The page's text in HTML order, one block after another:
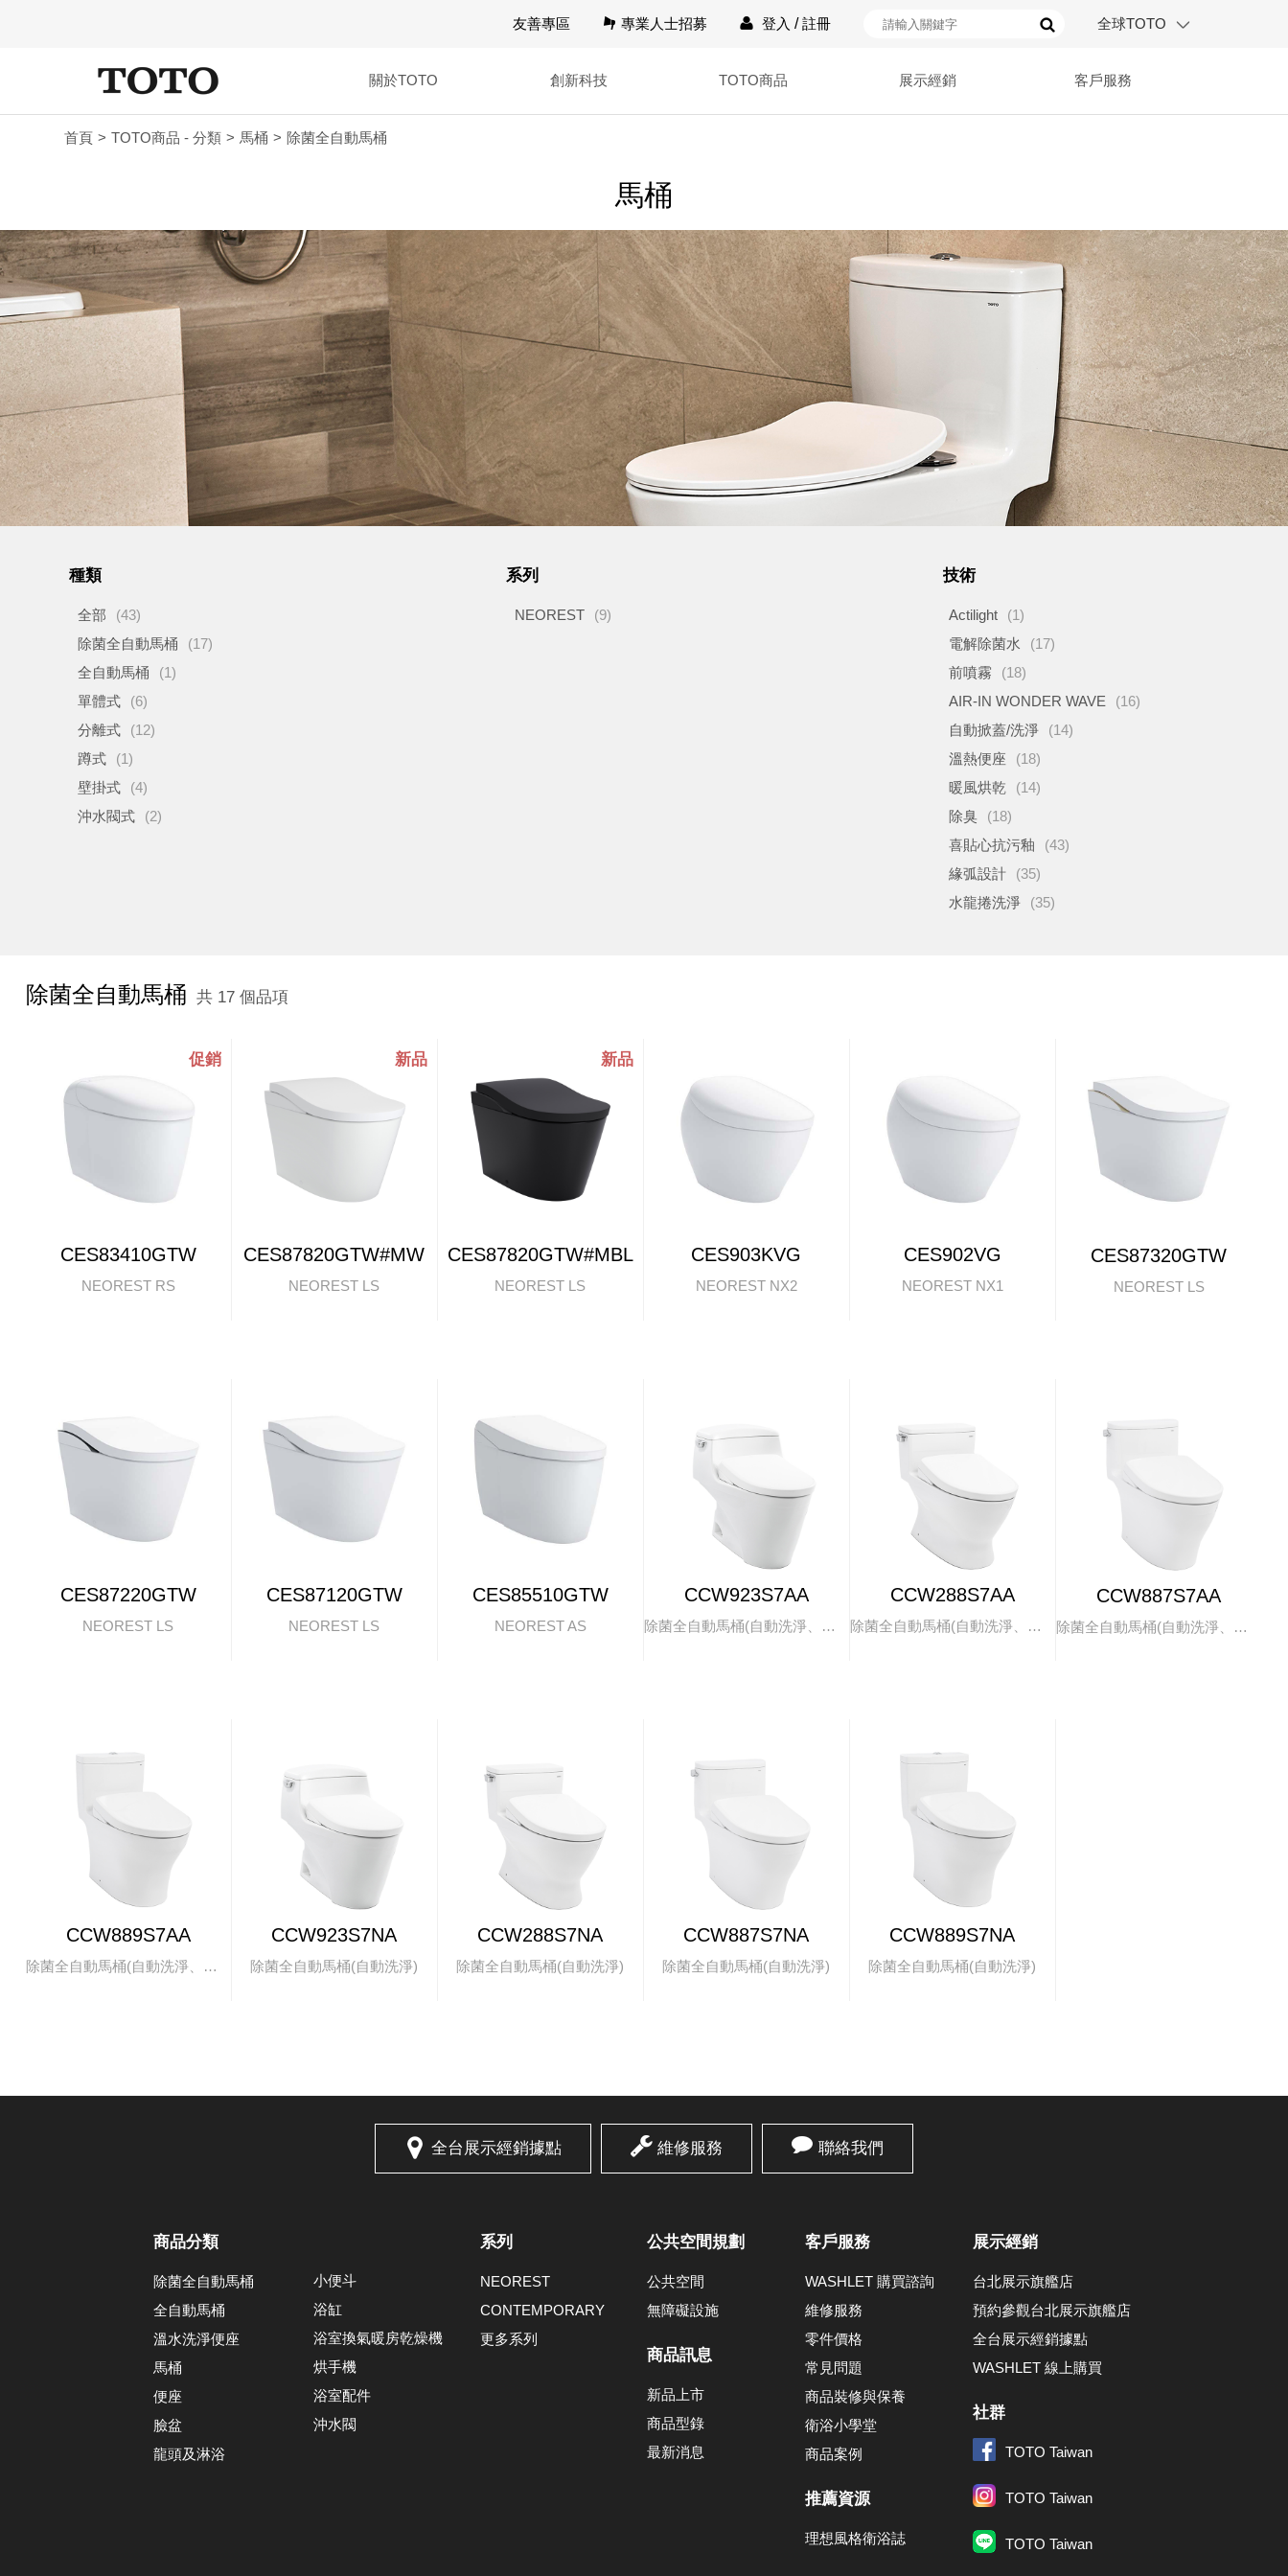
友善專區 專業人士招募 登入 /註冊 全球TOTO
關於TOTO 創新科技 TOTO商品 展示經銷 客戶服務
首頁 TOTO商品 - 分類 馬桶 除菌全自動馬桶
馬桶
種類
全部
(43)
除菌全自動馬桶
(17)
全自動馬桶
(1)
單體式
(6)
分離式
(12)
蹲式
(1)
壁掛式
(4)
沖水閥式
(2)
系列
NEOREST (9)
技術
Actilight
(1)
電解除菌水
(17)
前噴霧
(18)
AIR-IN WONDER WAVE
(16)
自動掀蓋/洗淨
(14)
溫熱便座
(18)
暖風烘乾
(14)
除臭
(18)
喜貼心抗污釉
(43)
緣弧設計
(35)
水龍捲洗淨
(35)
除菌全自動馬桶 共 17 個品項
CES83410GTW
NEOREST RS
CES87820GTW#MW
NEOREST LS
CES87820GTW#MBL
NEOREST LS
CES903KVG
NEOREST NX2
CES902VG
NEOREST NX1
CES87320GTW
NEOREST LS
CES87220GTW
NEOREST LS
CES87120GTW
NEOREST LS
CES85510GTW
NEOREST AS
CCW923S7AA
除菌全自動馬桶(自動洗淨、掀蓋)
CCW288S7AA
除菌全自動馬桶(自動洗淨、掀蓋)
CCW887S7AA
除菌全自動馬桶(自動洗淨、掀蓋)
CCW889S7AA
除菌全自動馬桶(自動洗淨、掀蓋)
CCW923S7NA
除菌全自動馬桶(自動洗淨)
CCW288S7NA
除菌全自動馬桶(自動洗淨)
CCW887S7NA
除菌全自動馬桶(自動洗淨)
CCW889S7NA
除菌全自動馬桶(自動洗淨)
全台展示經銷據點 維修服務 聯絡我們
商品分類
除菌全自動馬桶
全自動馬桶
溫水洗淨便座
馬桶
便座
臉盆
龍頭及淋浴
小便斗
浴缸
浴室換氣暖房乾燥機
烘手機
浴室配件
沖水閥
系列
NEOREST
CONTEMPORARY
更多系列
公共空間規劃
公共空間
無障礙設施
商品訊息
新品上市
商品型錄
最新消息
客戶服務
WASHLET 購買諮詢
維修服務
零件價格
常見問題
商品裝修與保養
衛浴小學堂
商品案例
推薦資源
理想風格衛浴誌
展示經銷
台北展示旗艦店
預約參觀台北展示旗艦店
全台展示經銷據點
WASHLET 線上購買
社群
TOTO Taiwan
TOTO Taiwan
TOTO Taiwan